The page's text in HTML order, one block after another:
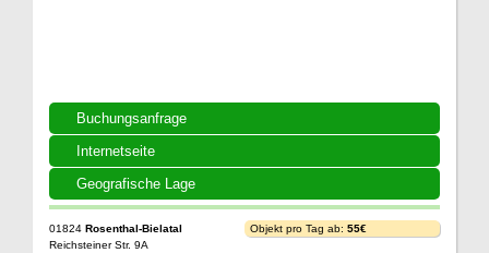
Buchungsanfrage
Internetseite
Geografische Lage
01824 Rosenthal-Bielatal
Reichsteiner Str. 9A
Objekt pro Tag ab: 55€